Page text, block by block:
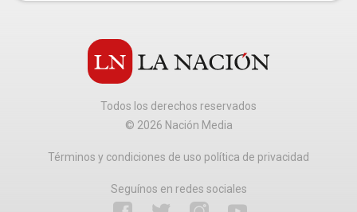
Todos los derechos reservados
© 2026 Nación Media
Términos y condiciones de uso política de privacidad
Seguínos en redes sociales